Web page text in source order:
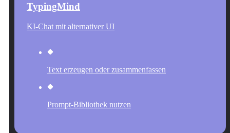
TypingMind
KI-Chat mit alternativer UI
Text erzeugen oder zusammenfassen
Prompt-Bibliothek nutzen